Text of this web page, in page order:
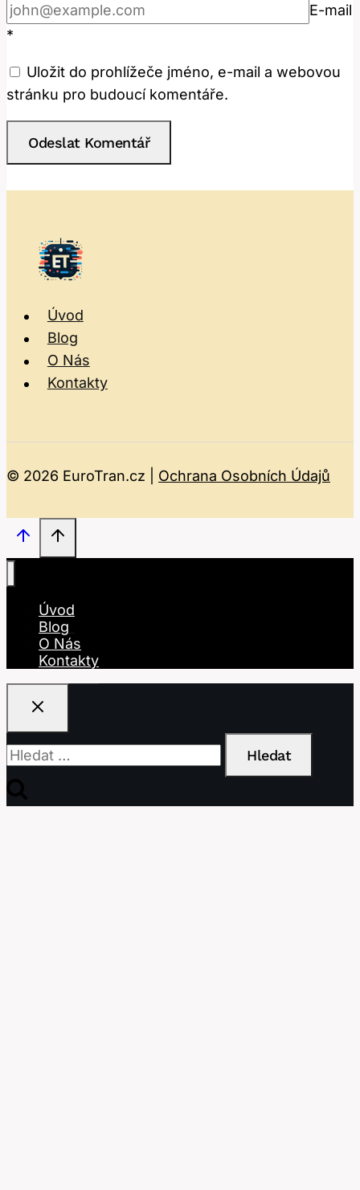
E-mail
*
Uložit do prohlížeče jméno, e-mail a webovou
stránku pro budoucí komentáře.
Úvod
Blog
O Nás
Kontakty
© 2026 EuroTran.cz | Ochrana Osobních Údajů
Úvod
Blog
O Nás
Kontakty
Vyhledávání